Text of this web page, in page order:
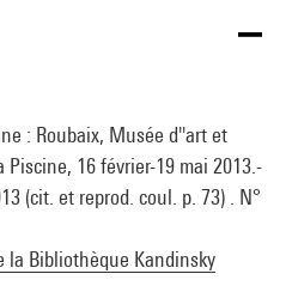
: Roubaix, Musée d''art et
16 février-19 mai 2013.-
(cit. et reprod. coul. p. 73) . N°
la Bibliothèque Kandinsky